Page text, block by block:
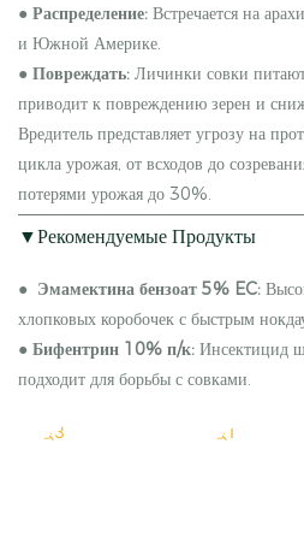
● Распределение: Встречается на
и Южной Америке.
● Повреждать: Личинки совки
приводит к повреждению зерен и
Вредитель представляет угрозу на
цикла урожая, от всходов до
потерями урожая до 30%.
▼Рекомендуемые Продукты
● Эмамектина бензоат 5% EC:
хлопковых коробочек с быстрым
● Бифентрин 10% п/к: Инсектицид
подходит для борьбы с совками.